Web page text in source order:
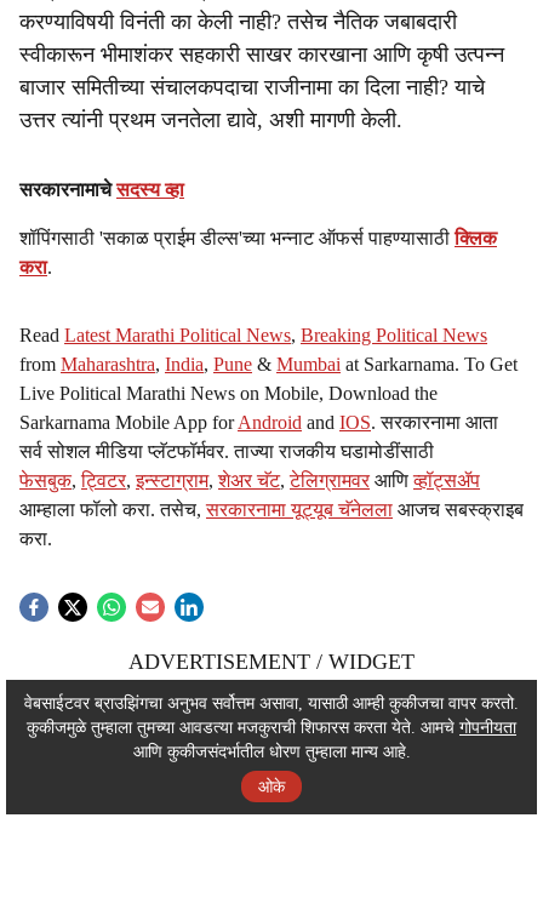
करण्याविषयी विनंती का केली नाही? तसेच नैतिक जबाबदारी
स्वीकारून भीमाशंकर सहकारी साखर कारखाना आणि कृषी उत्पन्न
बाजार समितीच्या संचालकपदाचा राजीनामा का दिला नाही? याचे
उत्तर त्यांनी प्रथम जनतेला द्यावे, अशी मागणी केली.
सरकारनामाचेसदस्य व्हा
शॉपिंगसाठी 'सकाळ प्राईम डील्स'च्या भन्नाट ऑफर्स पाहण्यासाठीक्लिक
करा.
Read Latest Marathi Political News, Breaking Political News
from Maharashtra, India, Pune & Mumbai at Sarkarnama. To Get
Live Political Marathi News on Mobile, Download the
Sarkarnama Mobile App forAndroid and IOS. सरकारनामा आता
सर्व सोशल मीडिया प्लॅटफॉर्मवर. ताज्या राजकीय घडामोडींसाठी
फेसबुक,ट्विटर,इन्स्टाग्राम,शेअर चॅट,टेलिग्रामवर आणिव्हॉट्सॲप
आम्हाला फॉलो करा. तसेच,सरकारनामा यूट्यूब चॅनेलला आजच सबस्क्राइब
करा.
ADVERTISEMENT / WIDGET
ADVERTISEMENT / WIDGET
ADVERTISEMENT / WIDGET
वेबसाईटवर ब्राउझिंगचा अनुभव सर्वोत्तम असावा, यासाठी आम्ही कुकीजचा वापर करतो.
कुकीजमुळे तुम्हाला तुमच्या आवडत्या मजकुराची शिफारस करता येते. आमचे गोपनीयता
आणि कुकीजसंदर्भातील धोरण तुम्हाला मान्य आहे.
ओके